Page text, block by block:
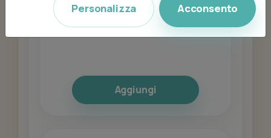
CORPO Scrub corpo Total
da 80,00 € 40min
Aggiungi
Personalizza Acconsento